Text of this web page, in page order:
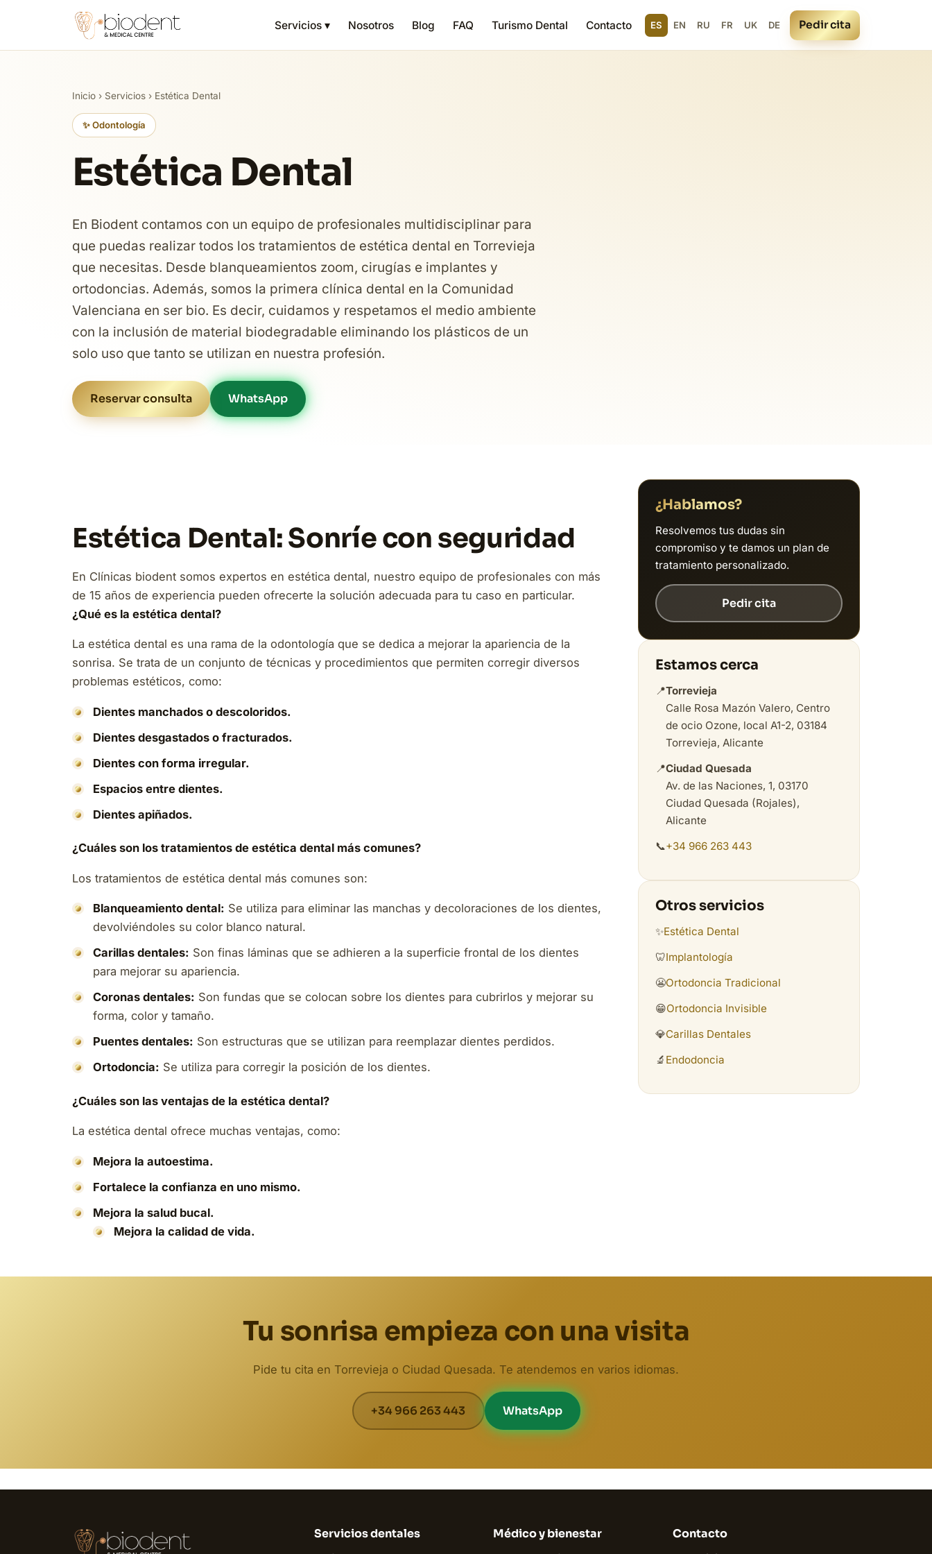
Servicios ▾ Nosotros Blog FAQ Turismo Dental Contacto ES EN RU FR UK DE Pedir cita
Inicio › Servicios › Estética Dental
✨ Odontología
Estética Dental
En Biodent contamos con un equipo de profesionales multidisciplinar para
que puedas realizar todos los tratamientos de estética dental en Torrevieja
que necesitas. Desde blanqueamientos zoom, cirugías e implantes y
ortodoncias. Además, somos la primera clínica dental en la Comunidad
Valenciana en ser bio. Es decir, cuidamos y respetamos el medio ambiente
con la inclusión de material biodegradable eliminando los plásticos de un
solo uso que tanto se utilizan en nuestra profesión.
Reservar consulta WhatsApp
Estética Dental: Sonríe con seguridad
En Clínicas biodent somos expertos en estética dental, nuestro equipo de profesionales con más
de 15 años de experiencia pueden ofrecerte la solución adecuada para tu caso en particular.
¿Qué es la estética dental?
La estética dental es una rama de la odontología que se dedica a mejorar la apariencia de la
sonrisa. Se trata de un conjunto de técnicas y procedimientos que permiten corregir diversos
problemas estéticos, como:
Dientes manchados o descoloridos.
Dientes desgastados o fracturados.
Dientes con forma irregular.
Espacios entre dientes.
Dientes apiñados.
¿Cuáles son los tratamientos de estética dental más comunes?
Los tratamientos de estética dental más comunes son:
Blanqueamiento dental: Se utiliza para eliminar las manchas y decoloraciones de los dientes,
devolviéndoles su color blanco natural.
Carillas dentales: Son finas láminas que se adhieren a la superficie frontal de los dientes
para mejorar su apariencia.
Coronas dentales: Son fundas que se colocan sobre los dientes para cubrirlos y mejorar su
forma, color y tamaño.
Puentes dentales: Son estructuras que se utilizan para reemplazar dientes perdidos.
Ortodoncia: Se utiliza para corregir la posición de los dientes.
¿Cuáles son las ventajas de la estética dental?
La estética dental ofrece muchas ventajas, como:
Mejora la autoestima.
Fortalece la confianza en uno mismo.
Mejora la salud bucal.
Mejora la calidad de vida.
¿Hablamos?
Resolvemos tus dudas sin
compromiso y te damos un plan de
tratamiento personalizado.
Pedir cita
Estamos cerca
📍Torrevieja
Calle Rosa Mazón Valero, Centro
de ocio Ozone, local A1-2, 03184
Torrevieja, Alicante
📍Ciudad Quesada
Av. de las Naciones, 1, 03170
Ciudad Quesada (Rojales),
Alicante
📞+34 966 263 443
Otros servicios
✨Estética Dental
🦷Implantología
😬Ortodoncia Tradicional
😁Ortodoncia Invisible
💎Carillas Dentales
🔬 Endodoncia
Tu sonrisa empieza con una visita
Pide tu cita en Torrevieja o Ciudad Quesada. Te atendemos en varios idiomas.
+34 966 263 443 WhatsApp
Servicios dentales Médico y bienestar Contacto